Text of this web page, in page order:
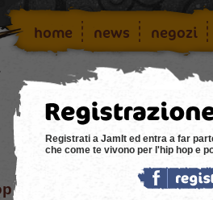
home news negozi
Registrati a JamIt ed entra a far
che come te vivono per l'hip hop e